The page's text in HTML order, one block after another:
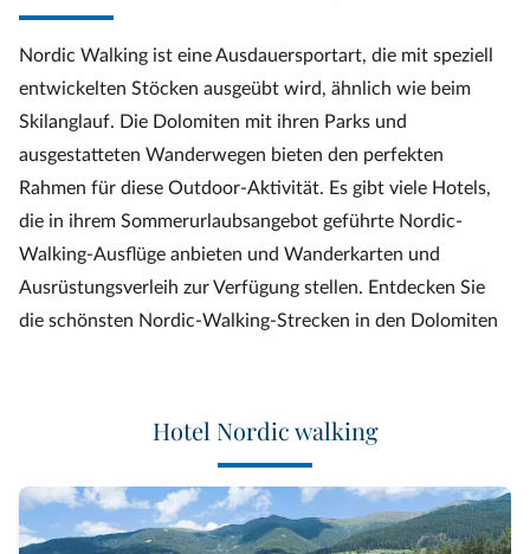
Nordic Walking ist eine Ausdauersportart, die mit speziell
entwickelten Stöcken ausgeübt wird, ähnlich wie beim
Skilanglauf. Die Dolomiten mit ihren Parks und
ausgestatteten Wanderwegen bieten den perfekten
Rahmen für diese Outdoor-Aktivität. Es gibt viele Hotels,
die in ihrem Sommerurlaubsangebot geführte Nordic-
Walking-Ausflüge anbieten und Wanderkarten und
Ausrüstungsverleih zur Verfügung stellen. Entdecken Sie
die schönsten Nordic-Walking-Strecken in den Dolomiten
Hotel Nordic walking